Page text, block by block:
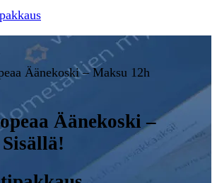
Äänekoski – Maksu 12h
Äänekoski –